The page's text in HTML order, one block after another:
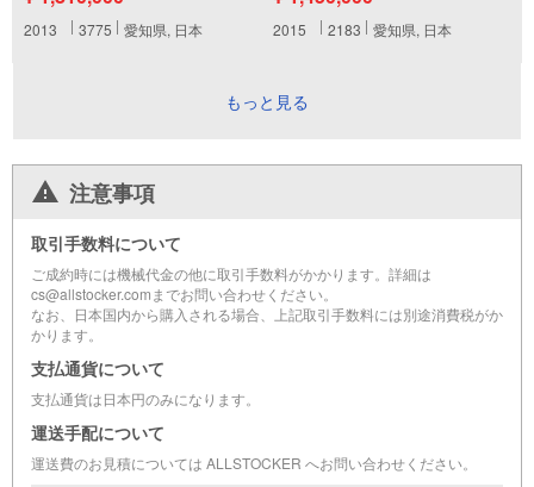
2013 3775 愛知県, 日本 2015 2183 愛知県, 日本
もっと見る
注意事項
取引手数料について
ご成約時には機械代金の他に取引手数料がかかります。詳細は
cs@allstocker.comまでお問い合わせください。
なお、日本国内から購入される場合、上記取引手数料には別途消費税がか
かります。
支払通貨について
支払通貨は日本円のみになります。
運送手配について
運送費のお見積については ALLSTOCKER へお問い合わせください。